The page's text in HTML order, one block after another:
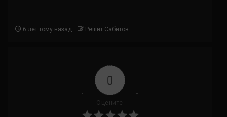
6 лет тому назад Решит Сабитов
0
Оцените